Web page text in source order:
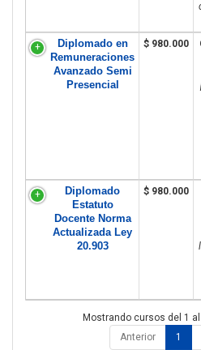
Diplomado en
Remuneraciones
Avanzado Semi
Presencial
$ 980.000
Diplomado
Estatuto
Docente Norma
Actualizada Ley
20.903
$ 980.000
Mostrando cursos del 1
Anterior
1